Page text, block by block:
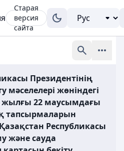
Старая
версия
сайта
Президентінің
мәселелері жөніндегі
жылғы 22 маусымдағы
тапсырмаларын
Республикасы
және сауда